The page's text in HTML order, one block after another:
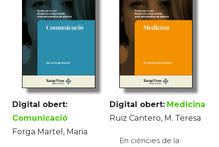
Digital obert:
Comunicació
Forga Martel, Maria
Digital obert: Medicina
Ruiz Cantero, M. Teresa
En ciències de la